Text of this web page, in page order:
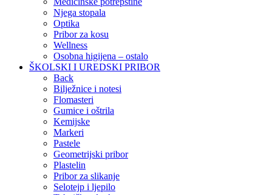
Njega stopala
Optika
Pribor za kosu
Wellness
Osobna higijena – ostalo
ŠKOLSKI I UREDSKI PRIBOR
Back
Bilježnice i notesi
Flomasteri
Gumice i oštrila
Kemijske
Markeri
Pastele
Geometrijski pribor
Plastelin
Pribor za slikanje
Selotejp i ljepilo